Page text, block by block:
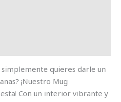
simplemente quieres darle un
¡Nuestro Mug
Con un interior vibrante y